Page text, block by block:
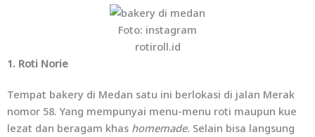
Foto: instagram
rotiroll.id
1. Roti Norie
Tempat bakery di Medan satu ini berlokasi di jalan Merak
nomor 58. Yang mempunyai menu-menu roti maupun kue
lezat dan beragam khas homemade. Selain bisa langsung